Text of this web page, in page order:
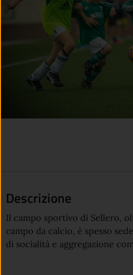
Descrizione
Il campo sportivo di Sellero,
campo da calcio, è spesso
di socialità e aggregazione